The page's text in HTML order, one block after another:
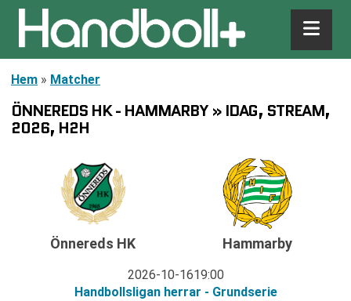
Hem » Matcher
ÖNNEREDS HK - HAMMARBY » IDAG, STREAM,
2026, H2H
Önnereds HK
2026-10-1619:00
Handbollsligan herrar - Grundserie
Hammarby